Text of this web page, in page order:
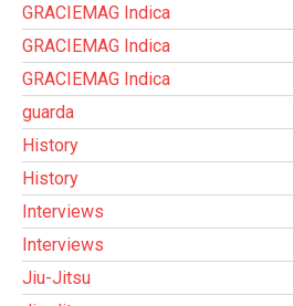
GRACIEMAG Indica
GRACIEMAG Indica
GRACIEMAG Indica
guarda
History
History
Interviews
Interviews
Jiu-Jitsu